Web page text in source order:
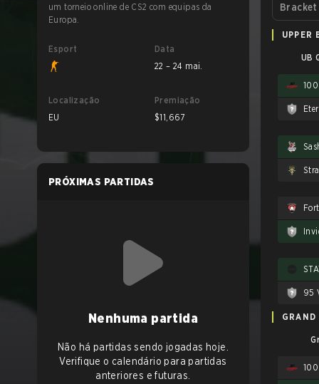
um torneio online de CS2 com equipas da
Europa.
Esport
Data
22 – 24 mai.
Localização
EU
Premiação
$11,667
PRÓXIMAS PARTIDAS
Nenhuma partida
Não há partidas sendo jogadas hoje.
Verifique o calendário para partidas
anteriores e futuras.
Bracket
UPPER
UB
95